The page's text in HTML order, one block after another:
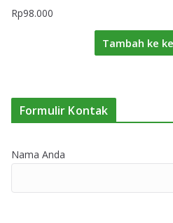
Rp98.000
Tambah ke
Formulir Kontak
Nama Anda